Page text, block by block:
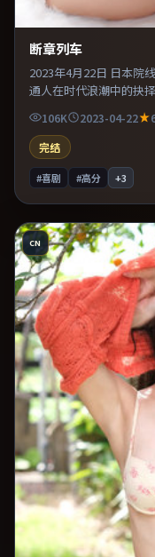
断章列车
2023年4月22日 日本院
通人在时代浪潮中的抉
与推理的观众。既有类
俗。
106K 2023-04-22
完结
#喜剧 #高分 +3
CN